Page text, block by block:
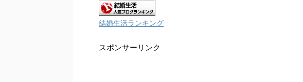
結婚生活ランキング
スポンサーリンク